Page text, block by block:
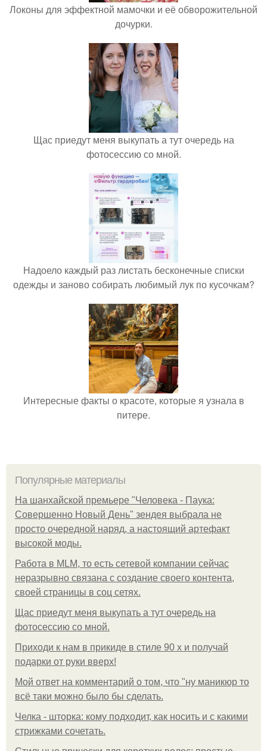
Локоны для эффектной мамочки и её обворожительной
дочурки.
Щас приедут меня выкупать а тут очередь на
фотосессию со мной.
Надоело каждый раз листать бесконечные списки
одежды и заново собирать любимый лук по кусочкам?
Интересные факты о красоте, которые я узнала в
питере.
Популярные материалы
На шанхайской премьере "Человека - Паука:
Совершенно Новый День" зендея выбрала не
просто очередной наряд, а настоящий артефакт
высокой моды.
Работа в MLM, то есть сетевой компании сейчас
неразрывно связана с создание своего контента,
своей страницы в соц сетях.
Щас приедут меня выкупать а тут очередь на
фотосессию со мной.
Приходи к нам в прикиде в стиле 90 х и получай
подарки от руки вверх!
Мой ответ на комментарий о том, что "ну маникюр то
всё таки можно было бы сделать.
Челка - шторка: кому подходит, как носить и с какими
стрижками сочетать.